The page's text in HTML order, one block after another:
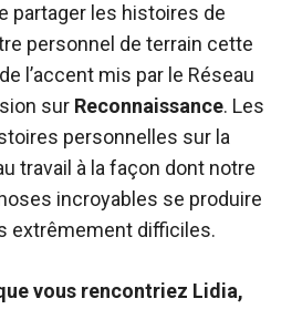
partager les histoires de
personnel de terrain cette
l’accent mis par le Réseau
sur Reconnaissance. Les
personnelles sur la
travail à la façon dont notre
incroyables se produire
extrêmement difficiles.
vous rencontriez Lidia,